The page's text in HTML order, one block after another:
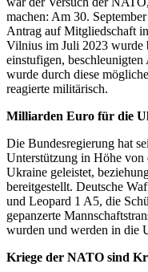
machen: Am 30.
Antrag auf Mitgliedschaft
Vilnius im Juli 2023 wurde
einstufigen, beschleunigten
wurde durch diese
reagierte militärisch.
Milliarden Euro für die
Die Bundesregierung hat
Unterstützung in Höhe
Ukraine geleistet,
bereitgestellt. Deutsche
und Leopard 1 A5, die
gepanzerte
wurden und werden in die
Kriege der NATO sind